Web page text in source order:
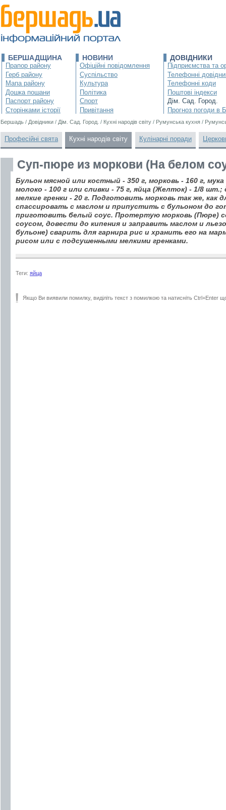
БЕРШАДЩИНА
Прапор району
Герб району
Мапа району
Дошка пошани
Паспорт району
Сторінками історії
НОВИНИ
Офіційні повідомлення
Суспільство
Культура
Політика
Спорт
Привітання
ДОВІДНИКИ
Підприємства та
Телефонні
Телефонні коди
Поштові індекси
Дім. Сад. Город.
Прогноз погоди в
Бершадь / Довідники / Дім. Сад. Город. / Кухні народів світу / Румунська кухня /
Професійні свята Кухні народів світу Кулінарні поради
Суп-пюре из моркови (На белом
Бульон мясной или костный - 350 г, морковь - 160 г, мука
молоко - 100 г или сливки - 75 г, яйца (Желток) - 1/8 шт.;
мелкие гренки - 20 г. Подготовить морковь так же, как
спассировать с маслом и припустить с бульоном до
приготовить белый соус. Протертую морковь (Пюре)
соусом, довести до кипения и заправить маслом и
бульоне) сварить для гарнира рис и хранить его на
рисом или с подсушенными мелкими гренками.
Теги: яйца
Якщо Ви виявили помилку, виділіть текст з помилкою та натисніть Ctrl+Enter